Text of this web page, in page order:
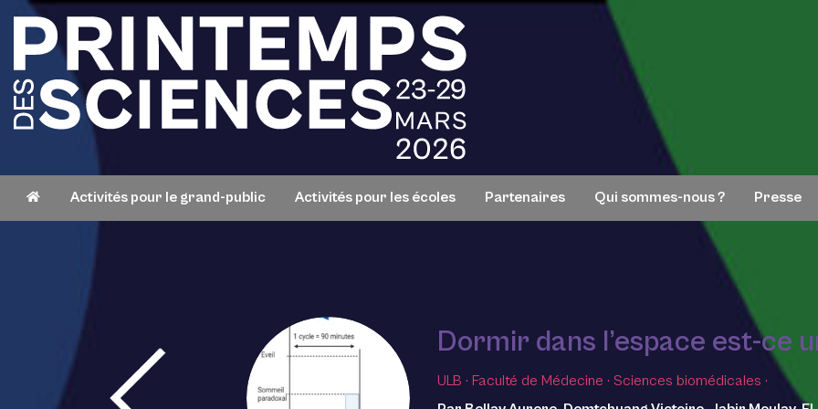
Activités pour le grand-public Activités pour les écoles Partenaires Qui sommes-nous ? Presse
Dormir dans l’espace est-ce
ULB · Faculté de Médecine · Sciences biomédicales ·